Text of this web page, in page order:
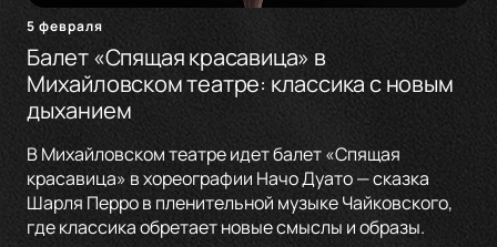
5 февраля
Балет «Спящая красавица» в
Михайловском театре: классика с новым
дыханием
В Михайловском театре идет балет «Спящая
красавица» в хореографии Начо Дуато — сказка
Шарля Перро в пленительной музыке Чайковского,
где классика обретает новые смыслы и образы.